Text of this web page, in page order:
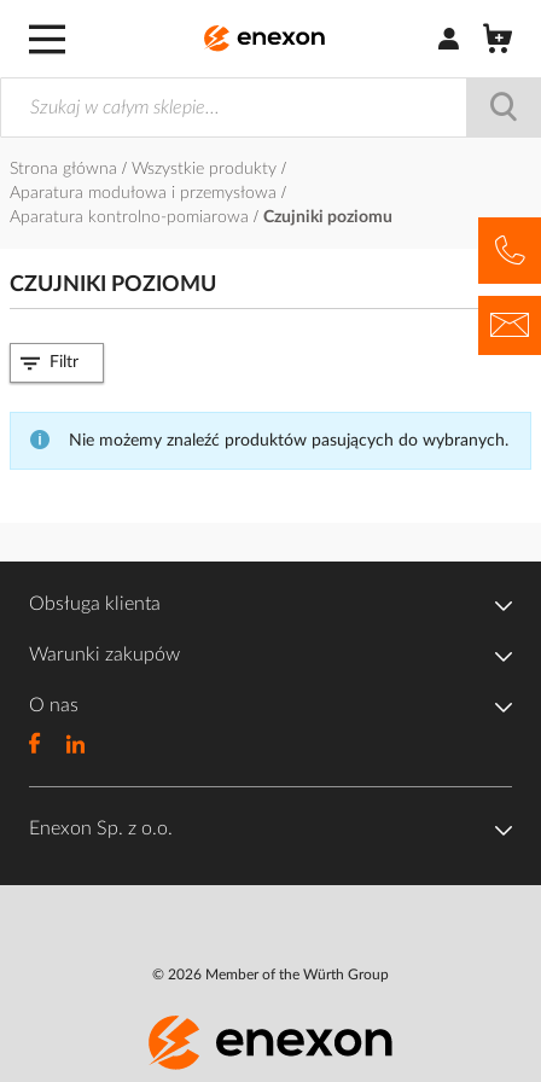
Zaloguj się /
Strona główna
Wszystkie produkty
Aparatura modułowa i przemysłowa
Aparatura kontrolno-pomiarowa
Czujniki poziomu
CZUJNIKI POZIOMU
Nie możemy znaleźć produktów pasujących do wybranych.
Filtr
Obsługa klienta
Warunki zakupów
O nas
Enexon Sp. z o.o.
© 2026 Member of the Würth Group